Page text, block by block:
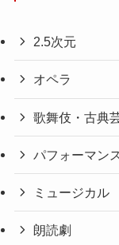
2.5次元
オペラ
歌舞伎・古典
パフォーマン
ミュージカル
朗読劇